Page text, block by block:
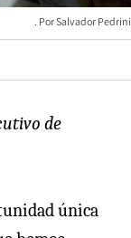
Salvador Pedrini
de
única